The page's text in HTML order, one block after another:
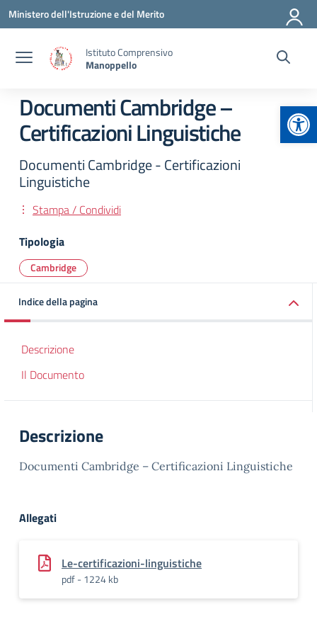
Vai ai contenuti
Vai al menu di navigazione
Vai al footer
Ministero dell'Istruzione e del Merito
Istituto Comprensivo
Manoppello
Documenti Cambridge –
Certificazioni Linguistiche
Documenti Cambridge - Certificazioni
Linguistiche
Stampa / Condividi
Tipologia
Cambridge
Indice della pagina
Descrizione
Il Documento
Descrizione
Documenti Cambridge – Certificazioni Linguistiche
Allegati
Le-certificazioni-linguistiche
pdf - 1224 kb